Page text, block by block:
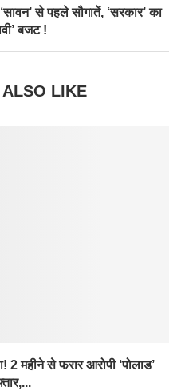
से पहले सौगातें, ‘सरकार’ का
बजट !
LIKE
महीने से फरार आरोपी ‘पोलाड’